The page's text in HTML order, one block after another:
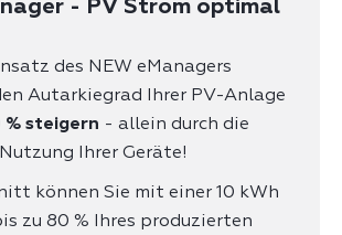
- PV Strom optimal
des NEW eManagers
Autarkiegrad Ihrer PV-Anlage
% steigern - allein durch die
Ihrer Geräte!
können Sie mit einer 10 kWh
zu 80 % Ihres produzierten